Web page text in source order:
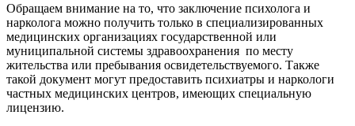
Обращаем внимание на то, что заключение психолога и
нарколога можно получить только в специализированных
медицинских организациях государственной или
муниципальной системы здравоохранения по месту
жительства или пребывания освидетельствуемого. Также
такой документ могут предоставить психиатры и наркологи
частных медицинских центров, имеющих специальную
лицензию.